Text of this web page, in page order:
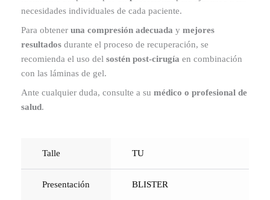
necesidades individuales de cada paciente.
Para obtener una compresión adecuada y mejores
resultados durante el proceso de recuperación, se
recomienda el uso del sostén post-cirugía en combinación
con las láminas de gel.
Ante cualquier duda, consulte a su médico o profesional de
salud.
Talle TU
Presentación BLISTER